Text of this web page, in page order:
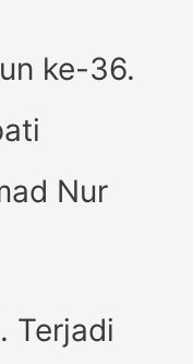
ke-36.
Nur
Terjadi